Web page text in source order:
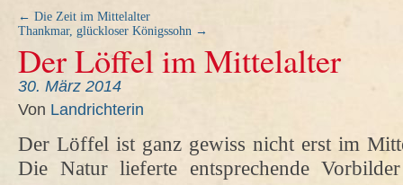
← Die Zeit im Mittelalter
Thankmar, glückloser Königssohn →
Der Löffel im Mittelalter
30. März 2014
Von Landrichterin
Der Löffel ist ganz gewiss nicht erst im
Die Natur lieferte entsprechende